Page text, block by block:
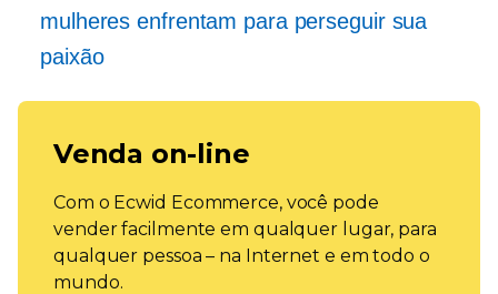
mulheres enfrentam para perseguir sua
paixão
Venda on-line
Com o Ecwid Ecommerce, você pode
vender facilmente em qualquer lugar, para
qualquer pessoa – na Internet e em todo o
mundo.